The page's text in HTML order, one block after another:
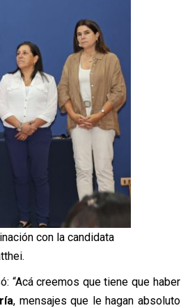
con la candidata
“Acá creemos que tiene que haber
, mensajes que le hagan absoluto